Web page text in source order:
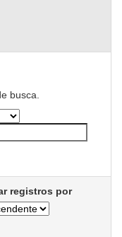
busca.
registros por